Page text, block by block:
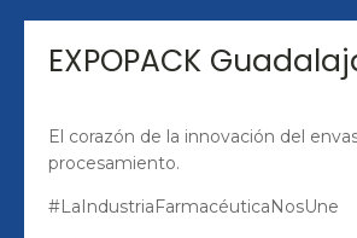
EXPOPACK
El corazón de la innovación del
procesamiento.
#LaIndustriaFarmacéuticaNosUne